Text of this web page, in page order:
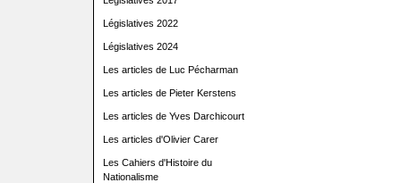
Législatives 2022
Législatives 2024
Les articles de Luc Pécharman
Les articles de Pieter Kerstens
Les articles de Yves Darchicourt
Les articles d'Olivier Carer
Les Cahiers d'Histoire du
Nationalisme